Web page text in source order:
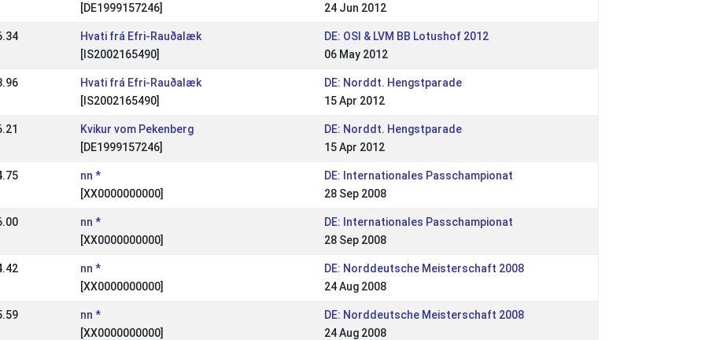
[DE1999157246]
24 Jun 2012
Hvati frá Efri-Rauðalæk
[IS2002165490]
DE: OSI & LVM BB Lotushof 2012
06 May 2012
Hvati frá Efri-Rauðalæk
[IS2002165490]
DE: Norddt. Hengstparade
15 Apr 2012
Kvikur vom Pekenberg
[DE1999157246]
DE: Norddt. Hengstparade
15 Apr 2012
nn *
[XX0000000000]
DE: Internationales Passchampionat
28 Sep 2008
nn *
[XX0000000000]
DE: Internationales Passchampionat
28 Sep 2008
nn *
[XX0000000000]
DE: Norddeutsche Meisterschaft 2008
24 Aug 2008
nn *
[XX0000000000]
DE: Norddeutsche Meisterschaft 2008
24 Aug 2008